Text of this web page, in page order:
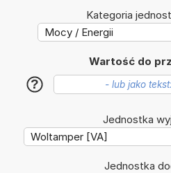
Kategoria
Wartość do
?
Jednostka
Jednostka